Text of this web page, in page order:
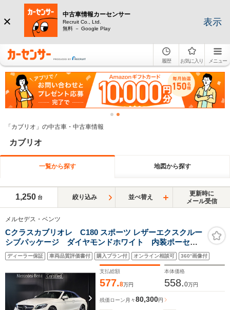
中古車情報カーセンサー
Recruit Co., Ltd.
無料 － Google Play
表示
履歴 お気に入り メニュー
「カブリオ」の中古車・中古車情報
カブリオ
一覧から探す 地図から探す
1,250 台 絞り込み 並べ替え
更新時に
メール受信
メルセデス・ベンツ
Cクラスカブリオレ C180 スポーツ レザーエクスクルー
シブパッケージ ダイヤモンドホワイト 内装ポーセレ
ン/ブラック レザーエクスクルーシブパッケージ ハイ
グロスブラックペイント19インチAMGマルチスポークア
ルミホイール AIR BODY CONTROLサス
ディーラー保証 車両品質評価書付 購入プラン付 オンライン相談可 360°画像付
支払総額
577.8万円
本体価格
558.0万円
残価ローン 月々80,300円